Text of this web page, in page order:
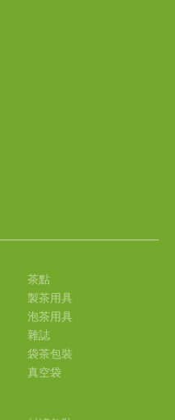
茶點
製茶用具
泡茶用具
雜誌
袋茶包裝
真空袋